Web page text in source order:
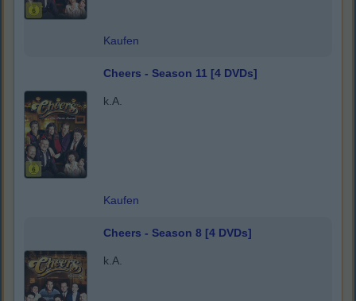
Kaufen
Cheers - Season 11 [4 DVDs]
k.A.
Kaufen
Cheers - Season 8 [4 DVDs]
k.A.